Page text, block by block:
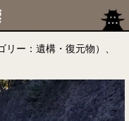
ー：遺構・復元物）、